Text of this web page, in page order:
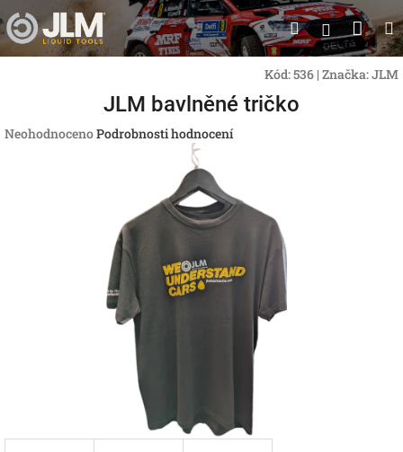
na
obsah
Hledat
Kód:536 | Značka:JLM
JLM bavlněné tričko
Průměrné
NeohodnocenoPodrobnosti hodnocení